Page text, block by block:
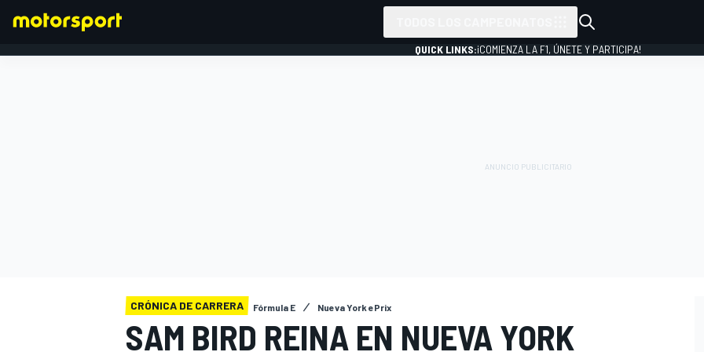
QUICK LINKS:¡COMIENZA LA F1, ÚNETE Y PARTICIPA!
CRÓNICA DE CARRERA Fórmula E Nueva York ePrix
SAM BIRD REINA EN NUEVA YORK